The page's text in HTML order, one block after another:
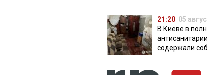
21:20 05
В Киеве в
содержали